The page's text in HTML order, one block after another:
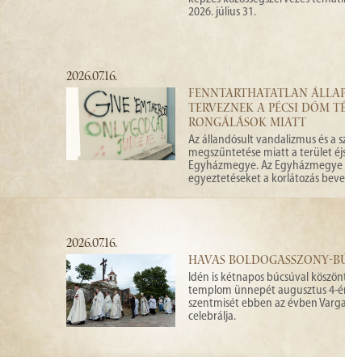
2026. július 31.
2026.07.16.
FENNTARTHATATLAN
TERVEZNEK A PÉCSI DÓM
RONGÁLÁSOK MIATT
Az állandósult vandalizmus és a
megszűntetése miatt a terület
Egyházmegye. Az
egyeztetéseket a korlátozás
2026.07.16.
HAVAS BOLDOGASSZONY-
Idén is kétnapos búcsúval
templom ünnepét augusztus 4-
szentmisét ebben az évben
celebrálja.